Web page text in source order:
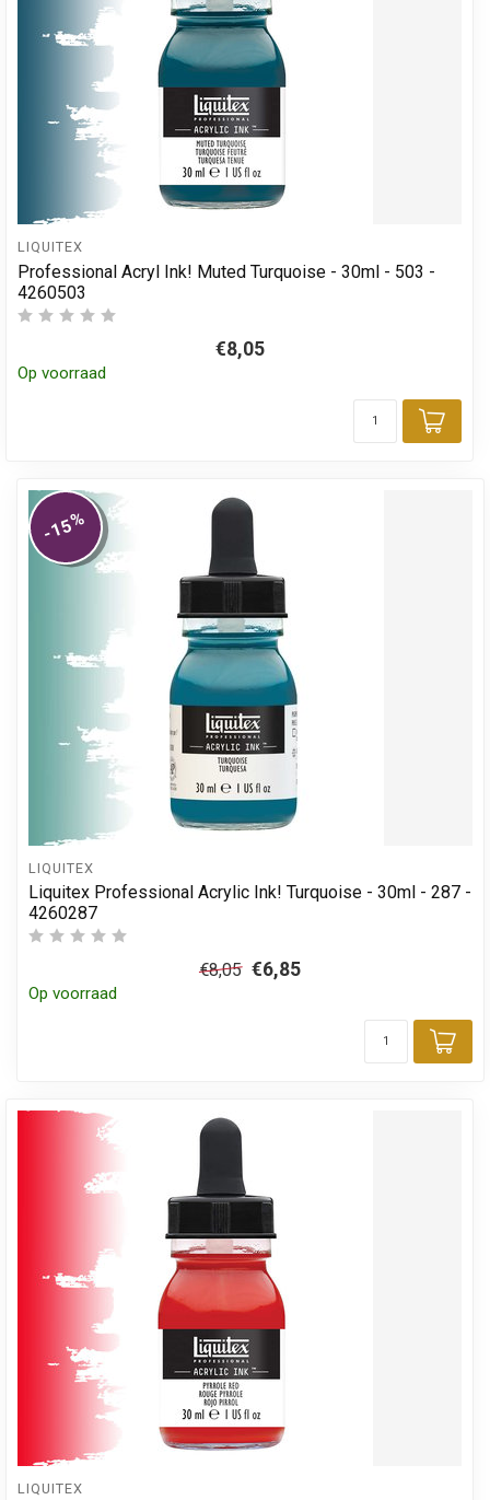
LIQUITEX
Professional Acryl Ink! Muted Turquoise - 30ml - 503 -
4260503
€8,05
Op voorraad
-15%
LIQUITEX
Liquitex Professional Acrylic Ink! Turquoise - 30ml - 287 -
4260287
€8,05 €6,85
Op voorraad
LIQUITEX